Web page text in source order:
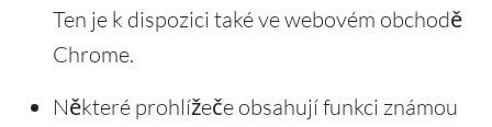
Ten je k dispozici také ve webovém obchodě
Chrome.
Některé prohlížeče obsahují funkci známou